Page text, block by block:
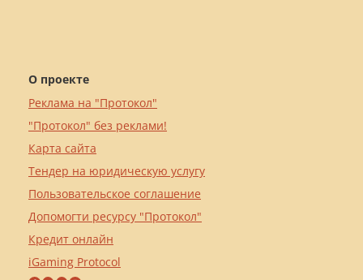
О проекте
Реклама на "Протокол"
"Протокол" без реклами!
Карта сайта
Тендер на юридическую услугу
Пользовательское соглашение
Допомогти ресурсу "Протокол"
Кредит онлайн
iGaming Protocol